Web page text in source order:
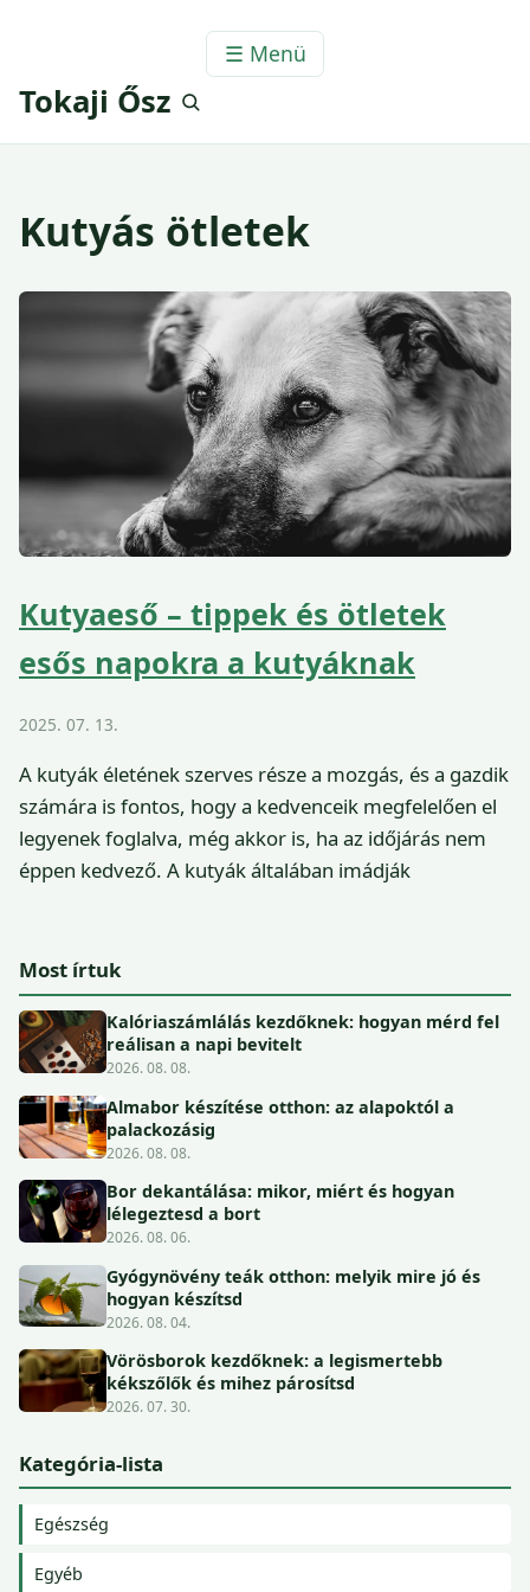
☰ Menü
Tokaji Ősz
Kutyás ötletek
Kutyaeső – tippek és ötletek
esős napokra a kutyáknak
2025. 07. 13.
A kutyák életének szerves része a mozgás, és a gazdik
számára is fontos, hogy a kedvenceik megfelelően el
legyenek foglalva, még akkor is, ha az időjárás nem
éppen kedvező. A kutyák általában imádják
Most írtuk
Kalóriaszámlálás kezdőknek: hogyan mérd fel
reálisan a napi bevitelt
2026. 08. 08.
Almabor készítése otthon: az alapoktól a
palackozásig
2026. 08. 08.
Bor dekantálása: mikor, miért és hogyan
lélegeztesd a bort
2026. 08. 06.
Gyógynövény teák otthon: melyik mire jó és
hogyan készítsd
2026. 08. 04.
Vörösborok kezdőknek: a legismertebb
kékszőlők és mihez párosítsd
2026. 07. 30.
Kategória-lista
Egészség
Egyéb